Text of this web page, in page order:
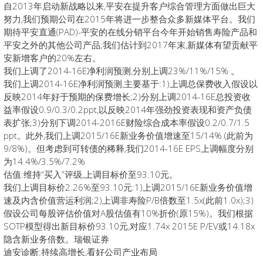
自2013年启动新战略以来,平安在提升客户综合管理方面做出巨大
努力,我们预期公司在2015年将进一步整合众多新媒体平台。我们
期待平安直通(PAD)-平安的在线分销平台今年开始销售寿险产品和
平安之外的其他公司产品;我们估计到2017年末,新媒体有望贡献平
安新增客户的20%左右。
我们上调了2014-16E净利润预测,分别上调23%/11%/15% 。
我们上调2014-16E净利润预测,主要基于:1)上调总保费收入假设以
反映2014年好于预期的保费增长;2)分别上调2014-16E总投资收
益率假设0.9/0.3/0.2ppt,以反映2014年强劲投资表现和资产负债
表扩张;3)分别下调2014-2016E财险综合成本率假设0.2/0.7/1.5
ppt。此外,我们上调2015/16E新业务价值增速至15/14% (此前为
9/8%)。但考虑到可转债的稀释,我们2014-16E EPS上调幅度分别
为14.4%/3.5%/7.2%
估值:维持“买入”评级,上调目标价至93.10元。
我们上调目标价2.26%至93.10元:1)上调2015/16E新业务价值增
速及内含价值营运利润;2)上调非寿险P/B倍数至1.5x(此前1.0x);3)
假设公司每股评估价值对A股估值有10%折价(原15%)。我们根据
SOTP模型得出新目标价93.10元,对应1.74x 2015E P/EV或14.18x
隐含新业务倍数。瑞银证券
迪安诊断:持续高增长,看好公司产业布局